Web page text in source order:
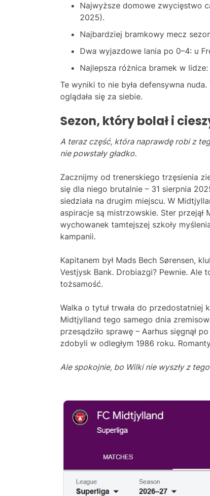
Najwyższe domowe zwycięstwo
2025).
Najbardziej bramkowy mecz
Dwa wyjazdowe lania po 0–4: u
Najlepsza różnica bramek w
Te wyniki to nie była defensywna
oglądała się za siebie.
Sezon, który bolał i
A teraz część, która naprawdę robi z
nie powstały gładko.
Zacznijmy od trenerskiego trzęsienia
się dla niego brutalnie – 31 sierpnia
siedziała na drugim miejscu. W
aspiracje są mistrzowskie. Ster przejął
wychowanek tamtejszej szkoły
kampanii.
Kapitanem był Mads Bech Sørensen,
Vestjysk Bank. Drobiazgi? Pewnie.
tożsamość.
Walka o tytuł trwała do przedostatniej
Midtjylland tego samego dnia
przesądziło sprawę – Aarhus sięgnął
zdobyli w odległym 1986 roku.
Ale spokojnie, bo Wilki nie wyszły z